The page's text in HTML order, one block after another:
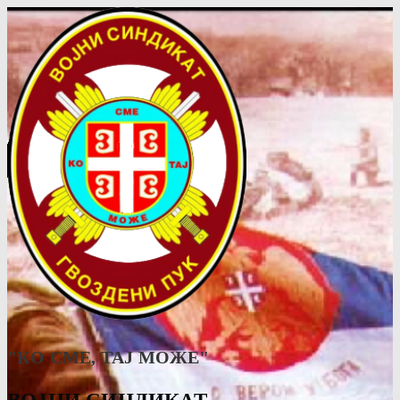
"КО СМЕ, ТАJ МОЖЕ"